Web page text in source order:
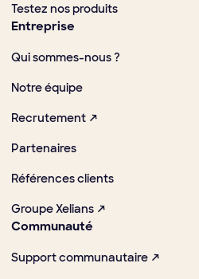
Testez nos produits
Entreprise
Qui sommes-nous ?
Notre équipe
Recrutement ↗
Partenaires
Références clients
Groupe Xelians ↗
Communauté
Support communautaire ↗